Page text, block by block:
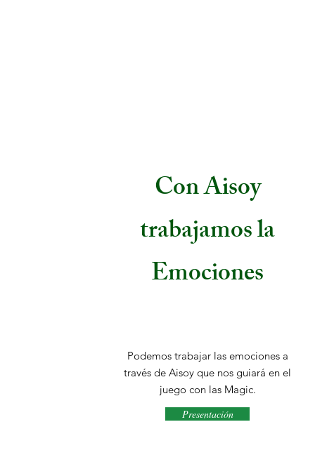
Con Aisoy
trabajamos la
Emociones
Podemos trabajar las emociones a
través de Aisoy que nos guiará en el
juego con las Magic.
Presentación